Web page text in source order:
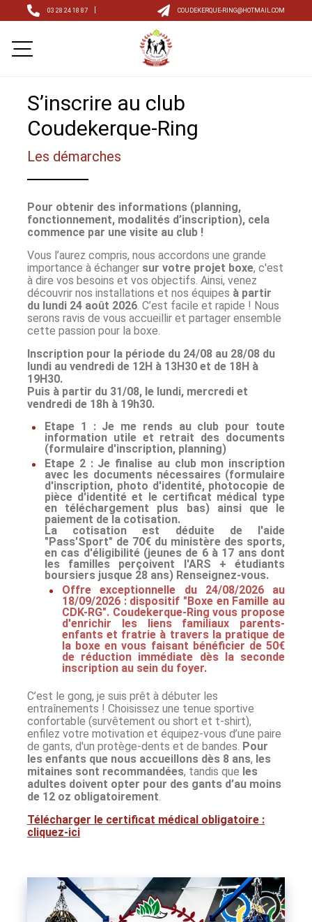
03 28 24 18 87 COUDEKERQUE-RING@HOTMAIL.COM
S’inscrire au club
Coudekerque-Ring
Les démarches
Pour obtenir des informations (planning,
fonctionnement, modalités d’inscription), cela
commence par une visite au club !
Vous l’aurez compris, nous accordons une grande
importance à échanger sur votre projet boxe, c'est
à dire vos besoins et vos objectifs. Ainsi, venez
découvrir nos installations et nos équipes à partir
du lundi 24 août 2026. C’est facile et rapide ! Nous
serons ravis de vous accueillir et partager ensemble
cette passion pour la boxe.
Inscription pour la période du 24/08 au 28/08 du
lundi au vendredi de 12H à 13H30 et de 18H à
19H30.
Puis à partir du 31/08, le lundi, mercredi et
vendredi de 18h à 19h30.
Etape 1 : Je me rends au club pour toute
information utile et retrait des documents
(formulaire d'inscription, planning)
Etape 2 : Je finalise au club mon inscription
avec les documents nécessaires (formulaire
d'inscription, photo d'identité, photocopie de
pièce d'identité et le certificat médical type
en téléchargement plus bas) ainsi que le
paiement de la cotisation.
La cotisation est déduite de l'aide
"Pass'Sport" de 70€ du ministère des sports,
en cas d'éligibilité (jeunes de 6 à 17 ans dont
les familles perçoivent l'ARS + étudiants
boursiers jusque 28 ans) Renseignez-vous.
Offre exceptionnelle du 24/08/2026 au
18/09/2026 : dispositif "Boxe en Famille au
CDK-RG". Coudekerque-Ring vous propose
d'enrichir les liens familiaux parents-
enfants et fratrie à travers la pratique de
la boxe en vous faisant bénéficier de 50€
de réduction immédiate dès la seconde
inscription au sein du foyer.
C’est le gong, je suis prêt à débuter les
entraînements ! Choisissez une tenue sportive
confortable (survêtement ou short et t-shirt),
enfilez votre motivation et équipez-vous d’une paire
de gants, d'un protège-dents et de bandes. Pour
les enfants que nous accueillons dès 8 ans, les
mitaines sont recommandées, tandis que les
adultes doivent opter pour des gants d’au moins
de 12 oz obligatoirement.
Télécharger le certificat médical obligatoire :
cliquez-ici